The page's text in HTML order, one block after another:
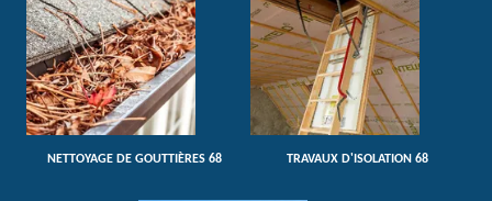
NETTOYAGE DE GOUTTIÈRES 68 TRAVAUX D'ISOLATION 68